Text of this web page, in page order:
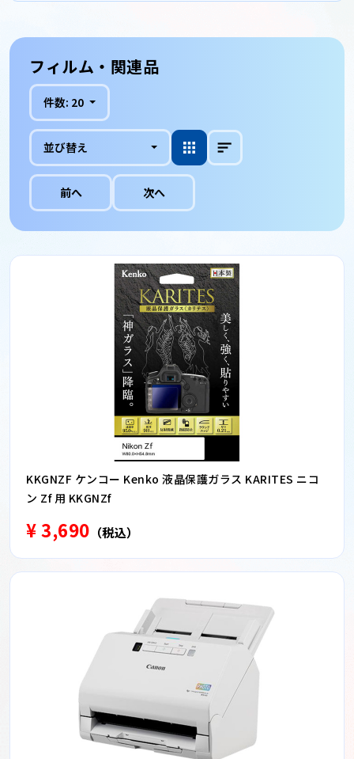
フィルム・関連品
件数: 20
並び替え
前へ 次へ
KKGNZF ケンコー Kenko 液晶保護ガラス KARITES ニコ
ン Zf 用 KKGNZf
¥ 3,690 （税込）